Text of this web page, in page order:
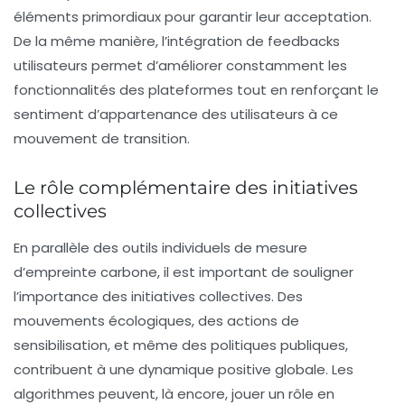
éléments primordiaux pour garantir leur acceptation.
De la même manière, l’intégration de feedbacks
utilisateurs permet d’améliorer constamment les
fonctionnalités des plateformes tout en renforçant le
sentiment d’appartenance des utilisateurs à ce
mouvement de transition.
Le rôle complémentaire des initiatives
collectives
En parallèle des outils individuels de mesure
d’empreinte carbone, il est important de souligner
l’importance des initiatives collectives. Des
mouvements écologiques, des actions de
sensibilisation, et même des politiques publiques,
contribuent à une dynamique positive globale. Les
algorithmes peuvent, là encore, jouer un rôle en